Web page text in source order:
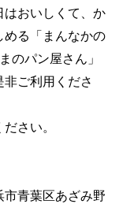
はおいしくて、か
める「まんなかの
のパン屋さん」
ご利用くださ
さい。
青葉区あざみ野